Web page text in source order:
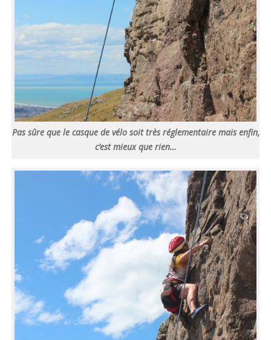
Pas sûre que le casque de vélo soit très réglementaire mais enfin,
c’est mieux que rien…